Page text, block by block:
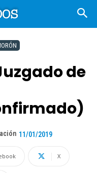
de
11/01/2019
X